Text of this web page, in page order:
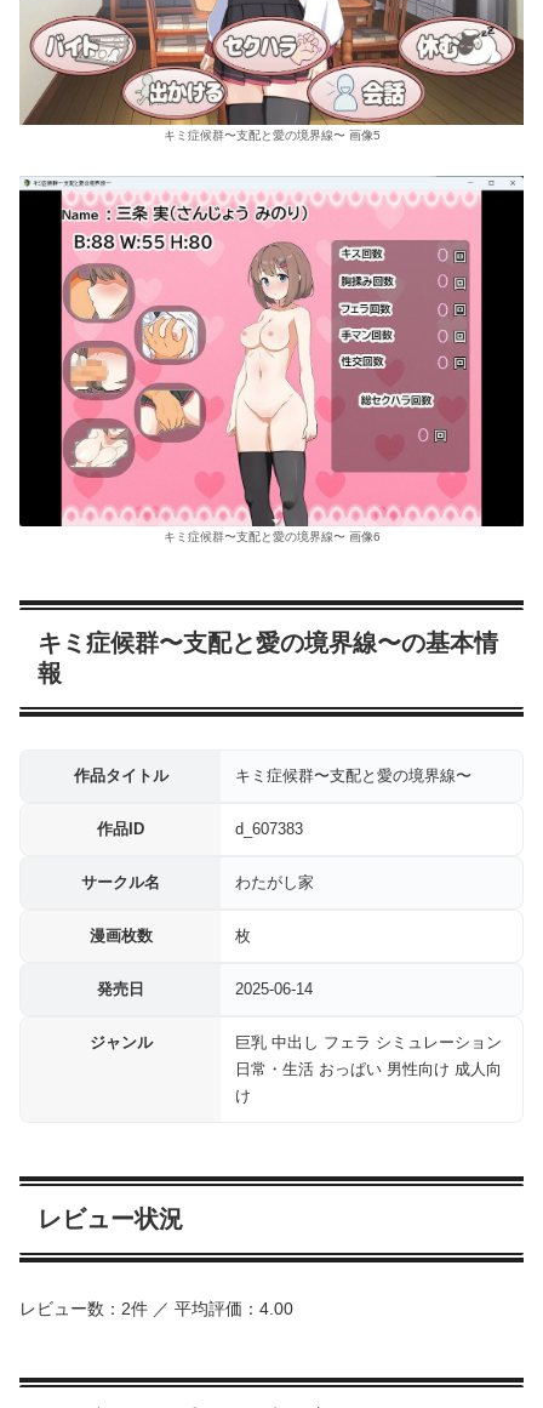
キミ症候群〜支配と愛の境界線〜 画像5
キミ症候群〜支配と愛の境界線〜 画像6
キミ症候群〜支配と愛の境界線〜の基本情
報
作品タイトル キミ症候群〜支配と愛の境界線〜
作品ID d_607383
サークル名 わたがし家
漫画枚数 枚
発売日 2025-06-14
ジャンル
巨乳 中出し フェラ シミュレーション
日常・生活 おっぱい 男性向け 成人向
け
レビュー状況
レビュー数：2件 ／ 平均評価：4.00